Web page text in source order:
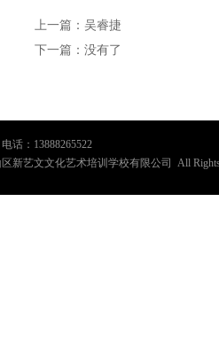
上一篇： 吴睿捷
下一篇： 没有了
话：13888265522
新艺文文化艺术培训学校有限公司 All